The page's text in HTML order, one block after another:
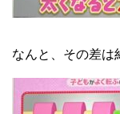
なんと、その差は